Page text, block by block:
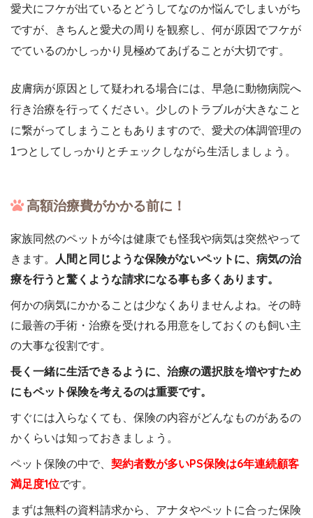
愛犬にフケが出ているとどうしてなのか悩んでしまいがち
ですが、きちんと愛犬の周りを観察し、何が原因でフケが
でているのかしっかり見極めてあげることが大切です。
皮膚病が原因として疑われる場合には、早急に動物病院へ
行き治療を行ってください。少しのトラブルが大きなこと
に繋がってしまうこともありますので、愛犬の体調管理の
1つとしてしっかりとチェックしながら生活しましょう。
高額治療費がかかる前に！
家族同然のペットが今は健康でも怪我や病気は突然やって
きます。 人間と同じような保険がないペットに、病気の治
療を行うと驚くような請求になる事も多くあります。
何かの病気にかかることは少なくありませんよね。その時
に最善の手術・治療を受けれる用意をしておくのも飼い主
の大事な役割です。
長く一緒に生活できるように、治療の選択肢を増やすため
にもペット保険を考えるのは重要です。
すぐには入らなくても、保険の内容がどんなものがあるの
かくらいは知っておきましょう。
ペット保険の中で、 契約者数が多いPS保険は6年連続顧客
満足度1位です。
まずは無料の資料請求から、アナタやペットに合った保険